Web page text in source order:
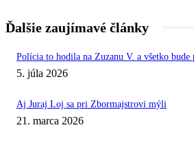
Ďalšie zaujímavé články
Polícia to hodila na Zuzanu V. a všetko bude
5. júla 2026
Aj Juraj Loj sa pri Zbormajstrovi mýli
21. marca 2026